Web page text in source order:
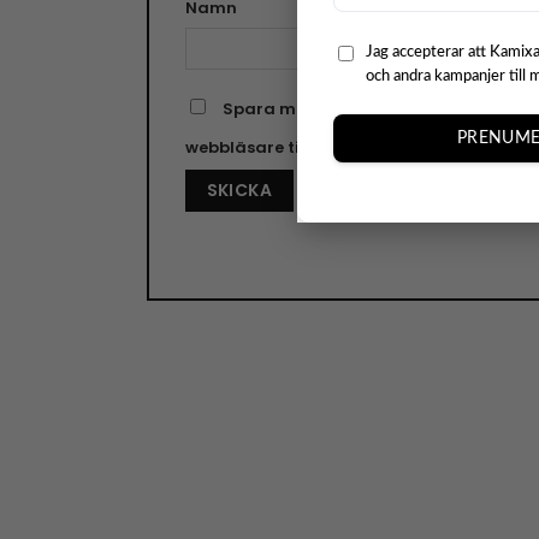
Jag accepterar att
och andra kampanjer till
Namn E-
Spara mitt namn, min e-postadress
webbläsare till nästa gång jag skriver en